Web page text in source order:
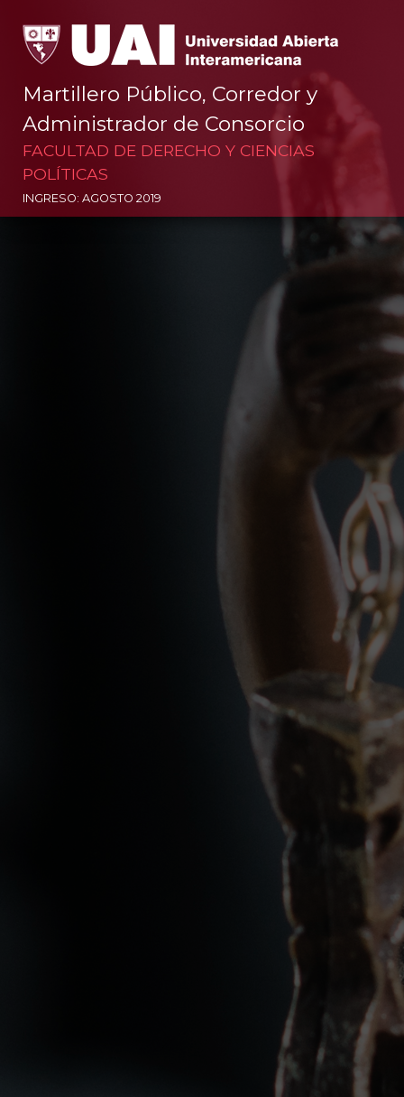
Martillero Público, Corredor y
Administrador de Consorcio
FACULTAD DE DERECHO Y CIENCIAS
POLÍTICAS
INGRESO: AGOSTO 2019